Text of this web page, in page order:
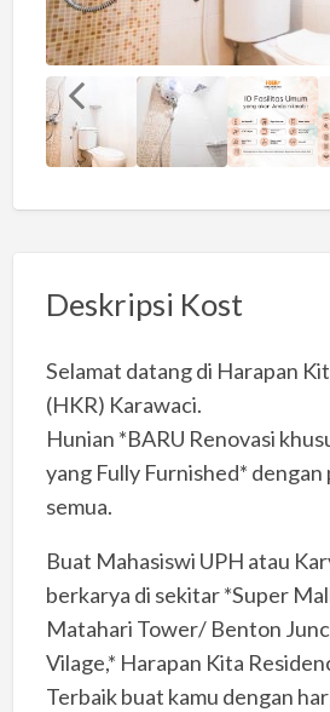
Deskripsi Kost
Selamat datang di Harapan
(HKR) Karawaci.
Hunian *BARU Renovasi
yang Fully Furnished*
semua.
Buat Mahasiswi UPH atau
berkarya di sekitar *Super
Matahari Tower/ Benton
Vilage,* Harapan Kita
Terbaik buat kamu dengan